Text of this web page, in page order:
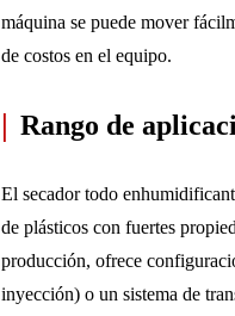
máquina se puede mover
de costos en el equipo.
| Rango de
El secador todo
de plásticos con fuertes
producción, ofrece
inyección) o un sistema de